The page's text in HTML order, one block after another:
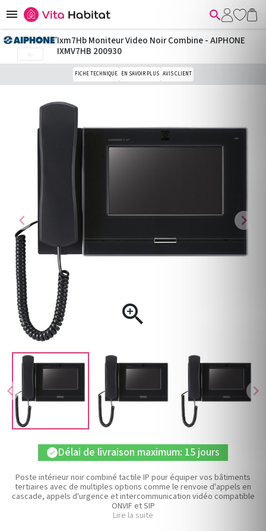
 
chevron_left chevron_right
chevron_left

chevron_right
Ixm7Hb Moniteur Video Noir Combine - AIPHONE
IXMV7HB 200930
FICHE TECHNIQUE EN SAVOIR PLUS AVIS CLIENT
check Délai de livraison maximum: 15 jours
Poste intérieur noir combiné tactile IP pour équiper vos bâtiments
tertiaires avec de multiples options comme le renvoie d'appels en
cascade, appels d'urgence et intercommunication vidéo compatible
ONVIF et SIP
Lire la suite